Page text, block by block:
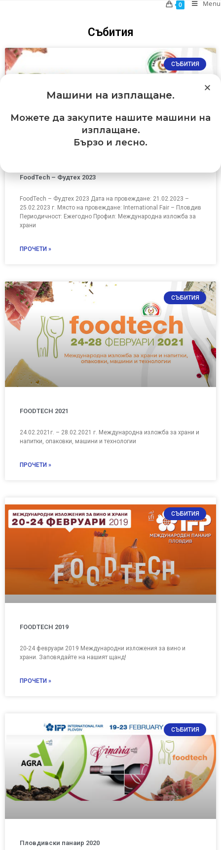
0 Menu
Събития
СЪБИТИЯ
FoodTech – Фудтех 2023
FoodTech – Фудтех 2023 Дата на провеждане: 21.02.2023 –
25.02.2023 г. Място на провеждане: International Fair – Пловдив
Периодичност: Ежегодно Профил: Международна изложба за
храни
ПРОЧЕТИ »
СЪБИТИЯ
FOODTECH 2021
24.02.2021г. – 28.02.2021 г. Международна изложба за храни и
напитки, опаковки, машини и технологии
ПРОЧЕТИ »
СЪБИТИЯ
FOODTECH 2019
20-24 февруари 2019 Международни изложения за вино и
храни. Заповядайте на нашият щанд!
ПРОЧЕТИ »
СЪБИТИЯ
Пловдивски панаир 2020
Машини на изплащане.
Можете да закупите нашите машини на
изплащане.
Бързо и лесно.